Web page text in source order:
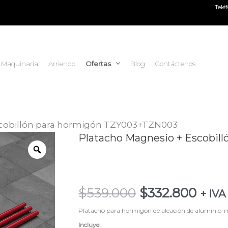
Maquinaria Arriendo Ofertas Blog Contáctenos
para hormigón TZY003+TZN003
Platacho Magnesio +
$539.000
El
$539.000.
$332.800
El
+ IVA
Platacho para hormigón de aleación de aluminio-
Incluye:
Platacho
para
hormigón
TZY003+TZN003